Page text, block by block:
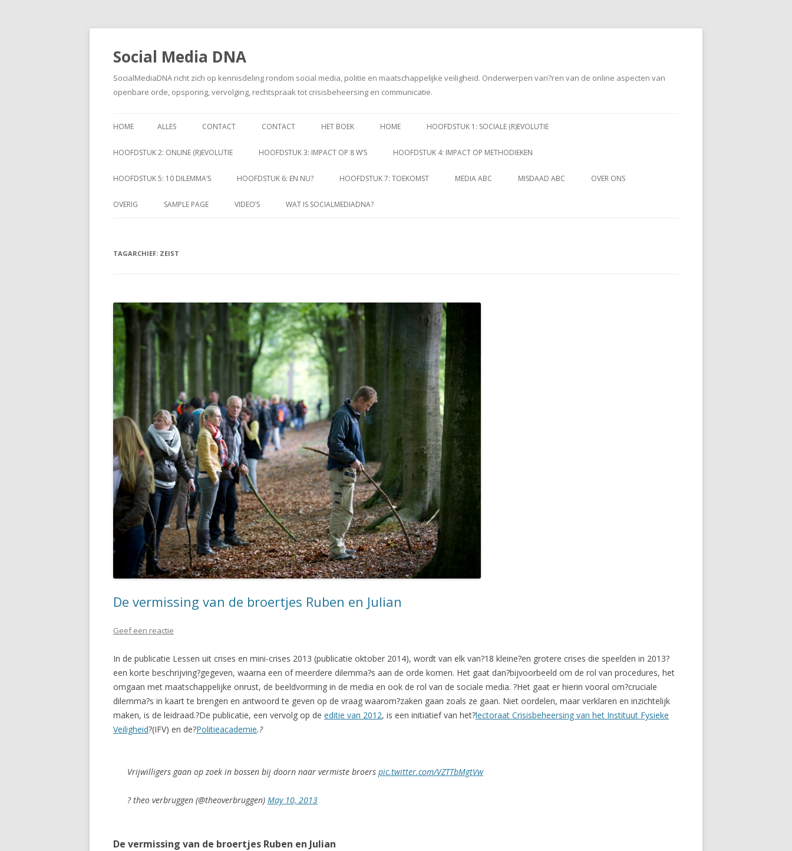
Social Media DNA
SocialMediaDNA richt zich op kennisdeling rondom social media, politie en maatschappelijke veiligheid. Onderwerpen vari?ren van de online aspecten van
openbare orde, opsporing, vervolging, rechtspraak tot crisisbeheersing en communicatie.
naar
HOME ALLES CONTACT CONTACT HET BOEK HOME HOOFDSTUK 1: SOCIALE (R)EVOLUTIE
HOOFDSTUK 2: ONLINE (R)EVOLUTIE HOOFDSTUK 3: IMPACT OP 8 W’S HOOFDSTUK 4: IMPACT OP METHODIEKEN
HOOFDSTUK 5: 10 DILEMMA’S HOOFDSTUK 6: EN NU? HOOFDSTUK 7: TOEKOMST MEDIA ABC MISDAAD ABC OVER ONS
OVERIG SAMPLE PAGE VIDEO’S WAT IS SOCIALMEDIADNA?
TAGARCHIEF: ZEIST
De vermissing van de broertjes Ruben en Julian
Geef een reactie
In de publicatie Lessen uit crises en mini-crises 2013 (publicatie oktober 2014), wordt van elk van?18 kleine?en grotere crises die speelden in 2013?
een korte beschrijving?gegeven, waarna een of meerdere dilemma?s aan de orde komen. Het gaat dan?bijvoorbeeld om de rol van procedures, het
omgaan met maatschappelijke onrust, de beeldvorming in de media en ook de rol van de sociale media. ?Het gaat er hierin vooral om?cruciale
dilemma?s in kaart te brengen en antwoord te geven op de vraag waarom?zaken gaan zoals ze gaan. Niet oordelen, maar verklaren en inzichtelijk
maken, is de leidraad.?De publicatie, een vervolg op de editie van 2012, is een initiatief van het?lectoraat Crisisbeheersing van het Instituut Fysieke
Veiligheid?(IFV) en de?Politieacademie.?
Vrijwilligers gaan op zoek in bossen bij doorn naar vermiste broers pic.twitter.com/VZTTbMgtVw
? theo verbruggen (@theoverbruggen) May 10, 2013
De vermissing van de broertjes Ruben en Julian